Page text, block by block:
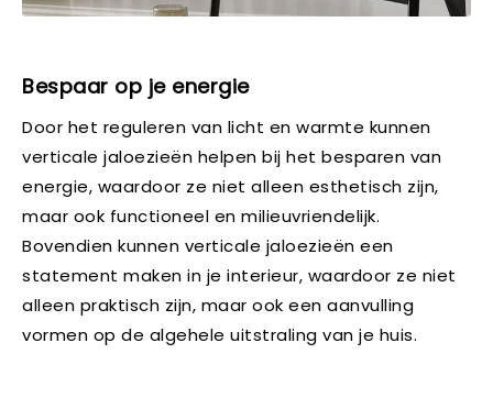
Bespaar op je energie
Door het reguleren van licht en warmte kunnen
verticale jaloezieën helpen bij het besparen van
energie, waardoor ze niet alleen esthetisch zijn,
maar ook functioneel en milieuvriendelijk.
Bovendien kunnen verticale jaloezieën een
statement maken in je interieur, waardoor ze niet
alleen praktisch zijn, maar ook een aanvulling
vormen op de algehele uitstraling van je huis.